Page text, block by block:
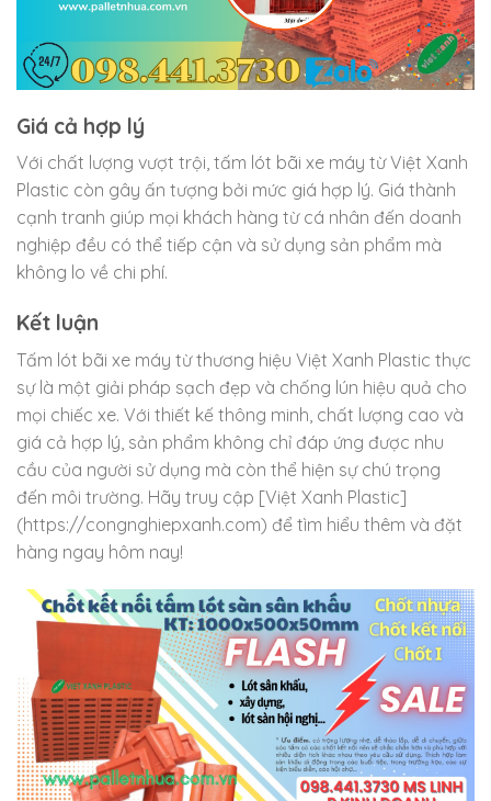
Giá cả hợp lý
Với chất lượng vượt trội, tấm lót bãi xe máy từ Việt Xanh
Plastic còn gây ấn tượng bởi mức giá hợp lý. Giá thành
cạnh tranh giúp mọi khách hàng từ cá nhân đến doanh
nghiệp đều có thể tiếp cận và sử dụng sản phẩm mà
không lo về chi phí.
Kết luận
Tấm lót bãi xe máy từ thương hiệu Việt Xanh Plastic thực
sự là một giải pháp sạch đẹp và chống lún hiệu quả cho
mọi chiếc xe. Với thiết kế thông minh, chất lượng cao và
giá cả hợp lý, sản phẩm không chỉ đáp ứng được nhu
cầu của người sử dụng mà còn thể hiện sự chú trọng
đến môi trường. Hãy truy cập [Việt Xanh Plastic]
(https://congnghiepxanh.com) để tìm hiểu thêm và đặt
hàng ngay hôm nay!